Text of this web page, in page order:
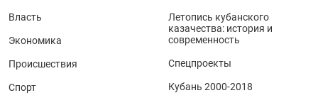
Власть
Экономика
Происшествия
Спорт
Летопись кубанского
казачества: история и
современность
Спецпроекты
Кубань 2000-2018